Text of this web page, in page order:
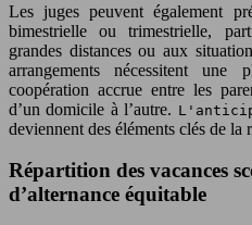
Les juges peuvent également
bimestrielle ou trimestrielle,
grandes distances ou aux
arrangements nécessitent une
coopération accrue entre les
d’un domicile à l’autre.
deviennent des éléments clés de la
Répartition des vacances
d’alternance équitable